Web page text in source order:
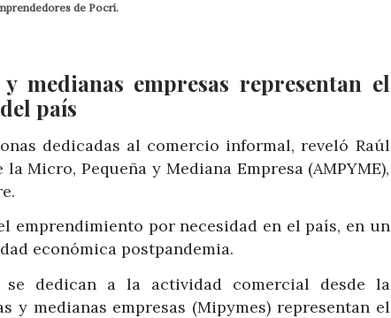
de Pocrí.
medianas empresas representan el
país
dedicadas al comercio informal, reveló Raúl
Micro, Pequeña y Mediana Empresa (AMPYME),
emprendimiento por necesidad en el país, en un
económica postpandemia.
se dedican a la actividad comercial desde la
y medianas empresas (Mipymes) representan el